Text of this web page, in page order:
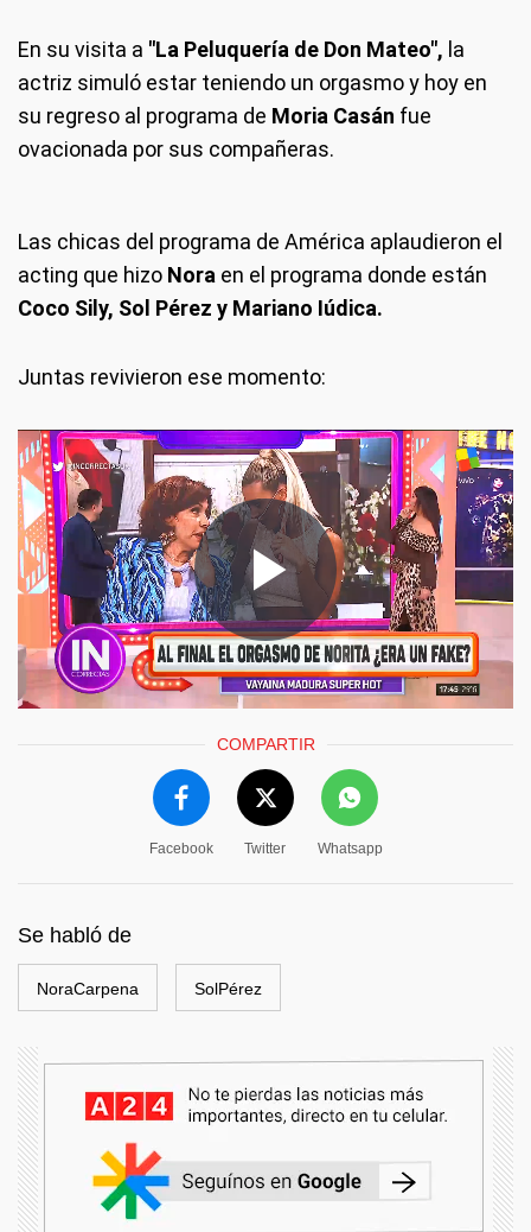
En su visita a "La Peluquería de Don Mateo", la
actriz simuló estar teniendo un orgasmo y hoy en
su regreso al programa de Moria Casán fue
ovacionada por sus compañeras.
Las chicas del programa de América aplaudieron el
acting que hizo Nora en el programa donde están
Coco Sily, Sol Pérez y Mariano Iúdica.
Juntas revivieron ese momento:
COMPARTIR
Facebook Twitter Whatsapp
Se habló de
NoraCarpena SolPérez